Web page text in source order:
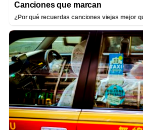
Canciones que marcan
¿Por qué recuerdas canciones viejas mejor